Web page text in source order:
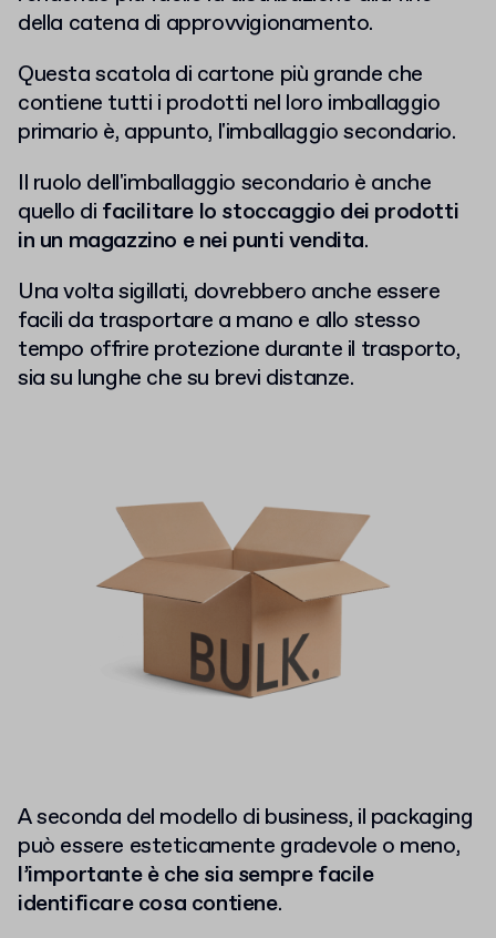
della catena di approvvigionamento.
Questa scatola di cartone più grande che
contiene tutti i prodotti nel loro imballaggio
primario è, appunto, l'imballaggio secondario.
Il ruolo dell'imballaggio secondario è anche
quello di facilitare lo stoccaggio dei prodotti
in un magazzino e nei punti vendita.
Una volta sigillati, dovrebbero anche essere
facili da trasportare a mano e allo stesso
tempo offrire protezione durante il trasporto,
sia su lunghe che su brevi distanze.
A seconda del modello di business, il packaging
può essere esteticamente gradevole o meno,
l’importante è che sia sempre facile
identificare cosa contiene.